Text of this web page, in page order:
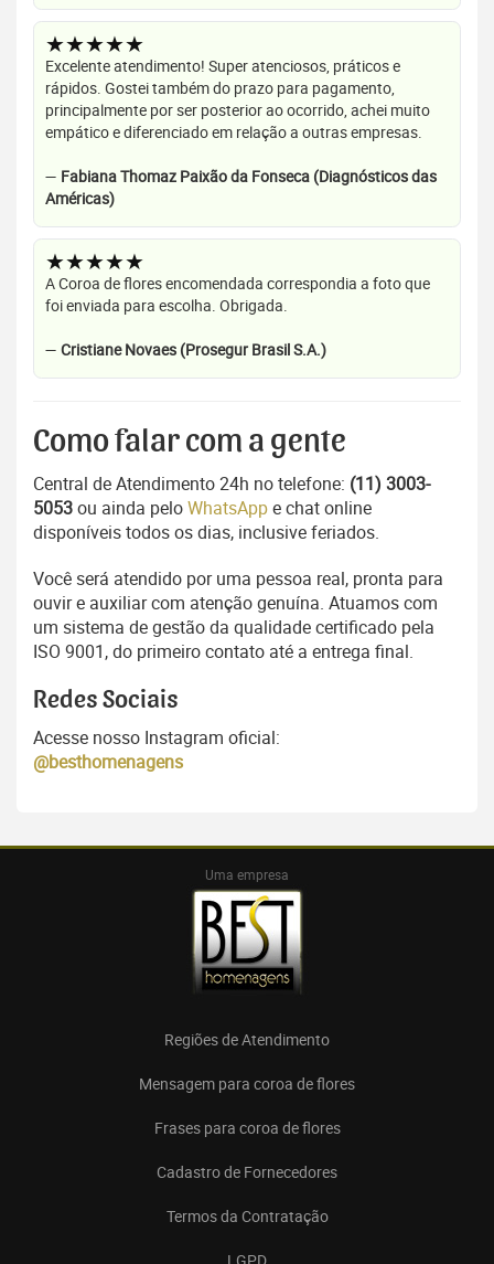
★★★★★
Excelente atendimento! Super atenciosos, práticos e
rápidos. Gostei também do prazo para pagamento,
principalmente por ser posterior ao ocorrido, achei muito
empático e diferenciado em relação a outras empresas.
— Fabiana Thomaz Paixão da Fonseca (Diagnósticos das
Américas)
★★★★★
A Coroa de flores encomendada correspondia a foto que
foi enviada para escolha. Obrigada.
— Cristiane Novaes (Prosegur Brasil S.A.)
Como falar com a gente
Central de Atendimento 24h no telefone: (11) 3003-
5053ou ainda peloWhatsAppe chat online
disponíveis todos os dias, inclusive feriados.
Você será atendido por uma pessoa real, pronta para
ouvir e auxiliar com atenção genuína. Atuamos com
um sistema de gestão da qualidade certificado pela
ISO 9001, do primeiro contato até a entrega final.
Redes Sociais
Acesse nosso Instagram oficial:
@besthomenagens
Uma empresa
Regiões de Atendimento
Mensagem para coroa de flores
Frases para coroa de flores
Cadastro de Fornecedores
Termos da Contratação